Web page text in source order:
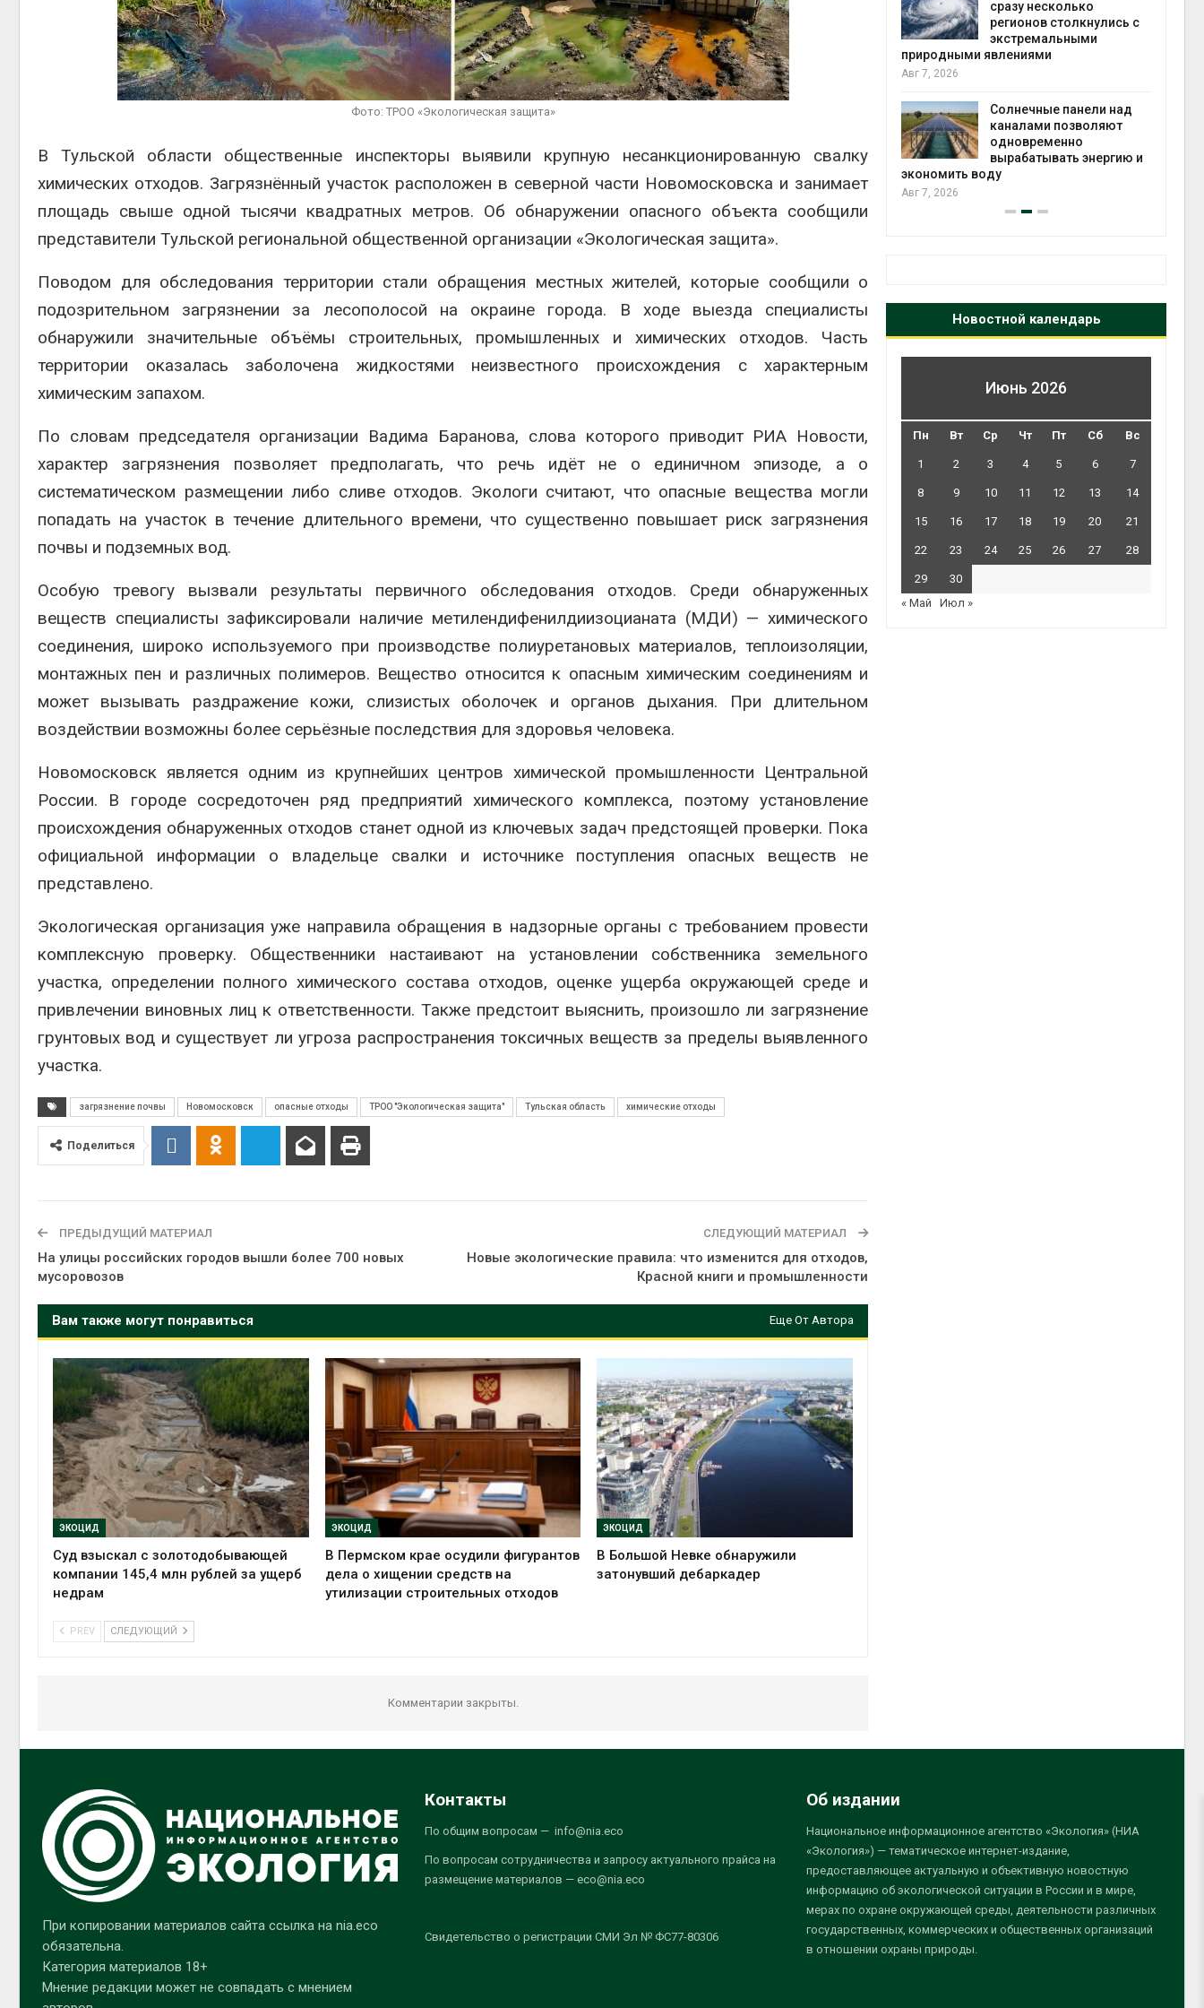
Фото: ТРОО «Экологическая защита»
В Тульской области общественные инспекторы выявили крупную несанкционированную свалку
химических отходов. Загрязнённый участок расположен в северной части Новомосковска и занимает
площадь свыше одной тысячи квадратных метров. Об обнаружении опасного объекта сообщили
представители Тульской региональной общественной организации «Экологическая защита».
Поводом для обследования территории стали обращения местных жителей, которые сообщили о
подозрительном загрязнении за лесополосой на окраине города. В ходе выезда специалисты
обнаружили значительные объёмы строительных, промышленных и химических отходов. Часть
территории оказалась заболочена жидкостями неизвестного происхождения с характерным
химическим запахом.
По словам председателя организации Вадима Баранова, слова которого приводит РИА Новости,
характер загрязнения позволяет предполагать, что речь идёт не о единичном эпизоде, а о
систематическом размещении либо сливе отходов. Экологи считают, что опасные вещества могли
попадать на участок в течение длительного времени, что существенно повышает риск загрязнения
почвы и подземных вод.
Особую тревогу вызвали результаты первичного обследования отходов. Среди обнаруженных
веществ специалисты зафиксировали наличие метилендифенилдиизоцианата (МДИ) — химического
соединения, широко используемого при производстве полиуретановых материалов, теплоизоляции,
монтажных пен и различных полимеров. Вещество относится к опасным химическим соединениям и
может вызывать раздражение кожи, слизистых оболочек и органов дыхания. При длительном
воздействии возможны более серьёзные последствия для здоровья человека.
Новомосковск является одним из крупнейших центров химической промышленности Центральной
России. В городе сосредоточен ряд предприятий химического комплекса, поэтому установление
происхождения обнаруженных отходов станет одной из ключевых задач предстоящей проверки. Пока
официальной информации о владельце свалки и источнике поступления опасных веществ не
представлено.
Экологическая организация уже направила обращения в надзорные органы с требованием провести
комплексную проверку. Общественники настаивают на установлении собственника земельного
участка, определении полного химического состава отходов, оценке ущерба окружающей среде и
привлечении виновных лиц к ответственности. Также предстоит выяснить, произошло ли загрязнение
грунтовых вод и существует ли угроза распространения токсичных веществ за пределы выявленного
участка.
загрязнение почвы Новомосковск опасные отходы ТРОО "Экологическая защита" Тульская область химические отходы
Поделиться
ПРЕДЫДУЩИЙ МАТЕРИАЛ
На улицы российских городов вышли более 700 новых
мусоровозов
СЛЕДУЮЩИЙ МАТЕРИАЛ
Новые экологические правила: что изменится для отходов,
Красной книги и промышленности
Вам также могут понравиться Еще От Автора
ЭКОЦИД
Суд взыскал с золотодобывающей
компании 145,4 млн рублей за ущерб
недрам
ЭКОЦИД
В Пермском крае осудили фигурантов
дела о хищении средств на
утилизации строительных отходов
ЭКОЦИД
В Большой Невке обнаружили
затонувший дебаркадер
PREV СЛЕДУЮЩИЙ
Комментарии закрыты.
вторсырья
Авг 6, 2026
Учёные предложили
получать питьевую воду
из воздуха с помощью
ветра
перед осенней миграцией
Авг 7, 2026
Ozon запустит сбор
помощи для приютов
Нижнего Новгорода
сразу несколько
регионов столкнулись с
экстремальными
природными явлениями
Солнечные панели над
каналами позволяют
одновременно
вырабатывать энергию и
Авг 7, 2026
Авг 6, 2026
Авг 6, 2026
Новостной календарь
Июнь 2026
Пн Вт Ср Чт Пт Сб Вс
1 2 3 4 5 6 7
8 9 10 11 12 13 14
15 16 17 18 19 20 21
22 23 24 25 26 27 28
29
30
« Май
Июл »
При копировании материалов сайта ссылка на nia.eco
обязательна.
Категория материалов 18+
Мнение редакции может не совпадать с мнением
Контакты
По общим вопросам — info@nia.eco
По вопросам сотрудничества и запросу актуального прайса на
размещение материалов — eco@nia.eco
Свидетельство о регистрации СМИ Эл № ФС77-80306
Об издании
Национальное информационное агентство «Экология» (НИА
«Экология») — тематическое интернет-издание,
предоставляющее актуальную и объективную новостную
информацию об экологической ситуации в России и в мире,
мерах по охране окружающей среды, деятельности различных
государственных, коммерческих и общественных организаций
в отношении охраны природы.